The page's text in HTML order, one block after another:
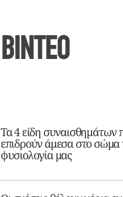
ΒΙΝΤΕΟ
Τα 4 είδη συναισθημάτων
επιδρούν άμεσα στο σώμα
φυσιολογία μας